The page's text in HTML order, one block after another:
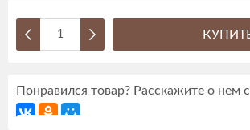
Понравился товар? Расскажите о нем